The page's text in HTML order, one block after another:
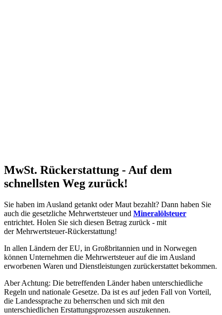
MwSt. Rückerstattung - Auf dem
schnellsten Weg zurück!
Sie haben im Ausland getankt oder Maut bezahlt? Dann haben Sie
auch die gesetzliche Mehrwertsteuer und Mineralölsteuer
entrichtet. Holen Sie sich diesen Betrag zurück - mit
der Mehrwertsteuer-Rückerstattung!
In allen Ländern der EU, in Großbritannien und in Norwegen
können Unternehmen die Mehrwertsteuer auf die im Ausland
erworbenen Waren und Dienstleistungen zurückerstattet bekommen.
Aber Achtung: Die betreffenden Länder haben unterschiedliche
Regeln und nationale Gesetze. Da ist es auf jeden Fall von Vorteil,
die Landessprache zu beherrschen und sich mit den
unterschiedlichen Erstattungsprozessen auszukennen.